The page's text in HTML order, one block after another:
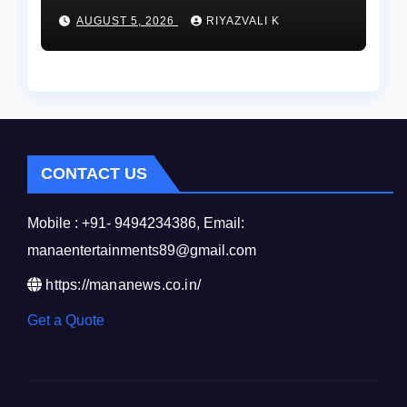
చంద్రగిరి ఎమ్మెల్యే పులివర్తి నాని.
AUGUST 5, 2026 RIYAZVALI K
CONTACT US
Mobile : +91- 9494234386, Email:
manaentertainments89@gmail.com
https://mananews.co.in/
Get a Quote